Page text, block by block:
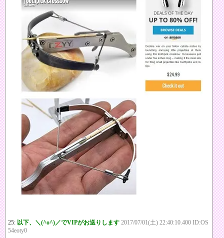
25: 以下、＼(^o^)／でVIPがお送りします 2017/07/01(土) 22:40:10.400 ID:OS
54eoty0